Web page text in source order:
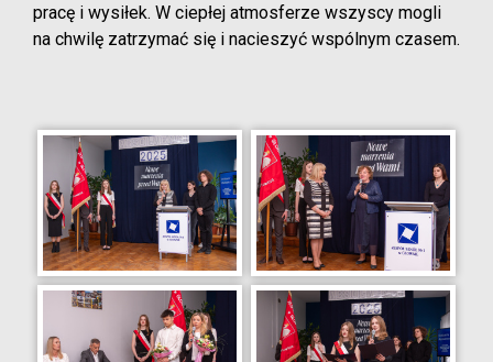
pracę i wysiłek. W ciepłej atmosferze wszyscy mogli
na chwilę zatrzymać się i nacieszyć wspólnym czasem.